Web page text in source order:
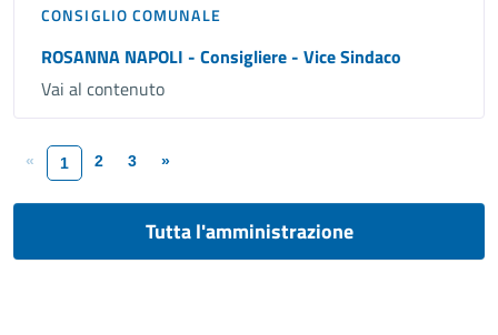
CONSIGLIO COMUNALE
ROSANNA NAPOLI - Consigliere - Vice Sindaco
Vai al contenuto
« 1 2 3 »
Tutta l'amministrazione